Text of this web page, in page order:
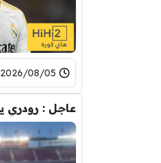
2026/08/05 - 22:48